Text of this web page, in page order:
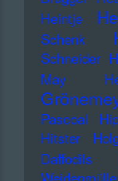
Heintje
Schenk
Schneider
May
Pascoal
Hitster
Daffodils